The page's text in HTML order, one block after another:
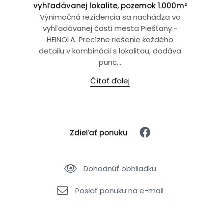
vyhľadávanej lokalite, pozemok 1.000m²
Výnimočná rezidencia sa nachádza vo
vyhľadávanej časti mesta Piešťany -
HEINOLA. Precízne riešenie každého
detailu v kombinácii s lokalitou, dodáva
punc...
Čítať ďalej
Zdieľať ponuku
Dohodnúť obhliadku
Poslať ponuku na e-mail